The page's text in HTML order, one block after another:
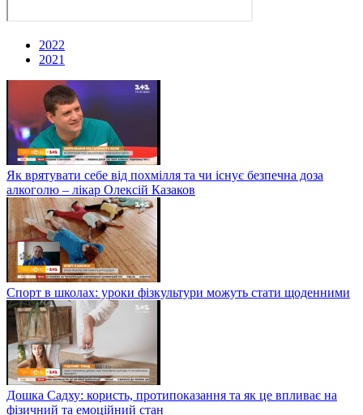
2022
2021
Як врятувати себе від похмілля та чи існує безпечна доза
алкоголю – лікар Олексій Казаков
Спорт в школах: уроки фізкультури можуть стати щоденними
Дошка Садху: користь, протипоказання та як це впливає на
фізичний та емоційний стан